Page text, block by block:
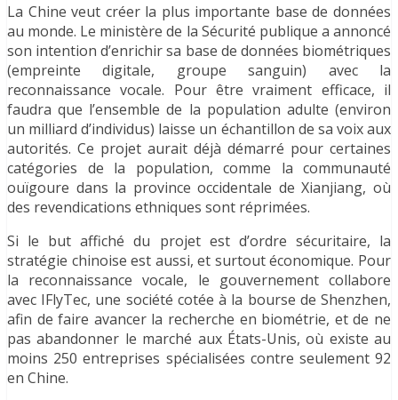
La Chine veut créer la plus importante base de données
au monde. Le ministère de la Sécurité publique a annoncé
son intention d’enrichir sa base de données biométriques
(empreinte digitale, groupe sanguin) avec la
reconnaissance vocale. Pour être vraiment efficace, il
faudra que l’ensemble de la population adulte (environ
un milliard d’individus) laisse un échantillon de sa voix aux
autorités. Ce projet aurait déjà démarré pour certaines
catégories de la population, comme la communauté
ouïgoure dans la province occidentale de Xianjiang, où
des revendications ethniques sont réprimées.
Si le but affiché du projet est d’ordre sécuritaire, la
stratégie chinoise est aussi, et surtout économique. Pour
la reconnaissance vocale, le gouvernement collabore
avec IFlyTec, une société cotée à la bourse de Shenzhen,
afin de faire avancer la recherche en biométrie, et de ne
pas abandonner le marché aux États-Unis, où existe au
moins 250 entreprises spécialisées contre seulement 92
en Chine.